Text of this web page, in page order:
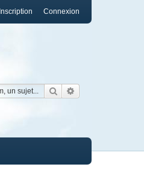
Connexion
Inscription
Rechercher